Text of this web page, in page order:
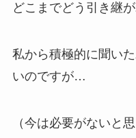
どこまでどう引き継
私から積極的に聞い
いのですが…
（今は必要がないと